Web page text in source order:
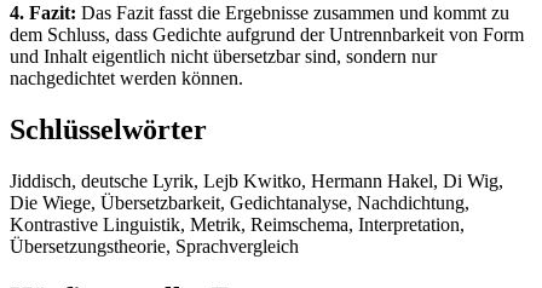
4. Fazit: Das Fazit fasst die Ergebnisse zusammen und kommt zu
dem Schluss, dass Gedichte aufgrund der Untrennbarkeit von Form
und Inhalt eigentlich nicht übersetzbar sind, sondern nur
nachgedichtet werden können.
Schlüsselwörter
Jiddisch, deutsche Lyrik, Lejb Kwitko, Hermann Hakel, Di Wig,
Die Wiege, Übersetzbarkeit, Gedichtanalyse, Nachdichtung,
Kontrastive Linguistik, Metrik, Reimschema, Interpretation,
Übersetzungstheorie, Sprachvergleich